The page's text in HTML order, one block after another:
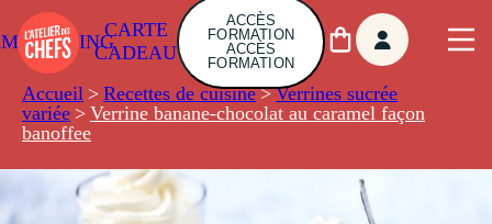
CARTE
CADEAU
ACCÈS
FORMATION
ACCÈS
FORMATION
Accueil > Recettes de cuisine > Verrines sucrée
variée > Verrine banane-chocolat au caramel façon
banoffee